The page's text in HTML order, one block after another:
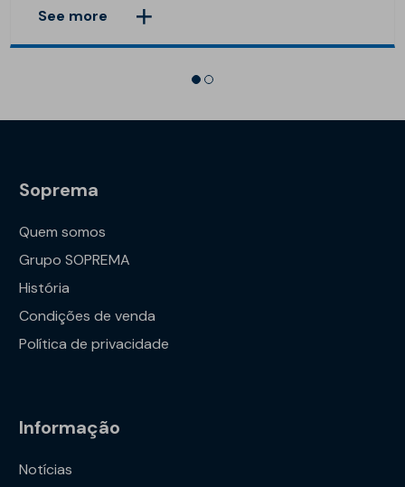
See more
Soprema
Quem somos
Grupo SOPREMA
História
Condições de venda
Política de privacidade
Informação
Notícias